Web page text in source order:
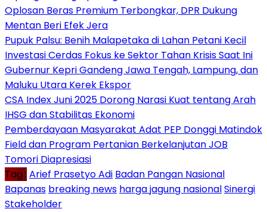
Oplosan Beras Premium Terbongkar, DPR Dukung
Mentan Beri Efek Jera
Pupuk Palsu: Benih Malapetaka di Lahan Petani Kecil
Investasi Cerdas Fokus ke Sektor Tahan Krisis Saat Ini
Gubernur Kepri Gandeng Jawa Tengah, Lampung, dan
Maluku Utara Kerek Ekspor
CSA Index Juni 2025 Dorong Narasi Kuat tentang Arah
IHSG dan Stabilitas Ekonomi
Pemberdayaan Masyarakat Adat PEP Donggi Matindok
Field dan Program Pertanian Berkelanjutan JOB
Tomori Diapresiasi
Tag : Arief Prasetyo Adi Badan Pangan Nasional
Bapanas breaking news harga jagung nasionalSinergi
Stakeholder